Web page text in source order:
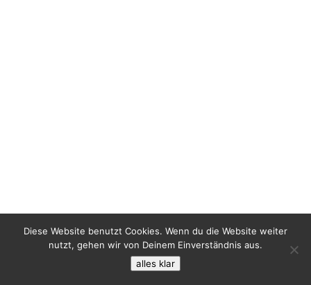
Diese Website benutzt Cookies. Wenn du die Website weiter
nutzt, gehen wir von Deinem Einverständnis aus.
alles klar